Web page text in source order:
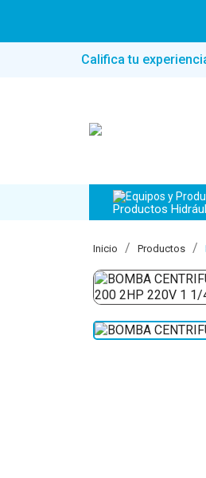
Califica tu
Productos
Inicio Productos